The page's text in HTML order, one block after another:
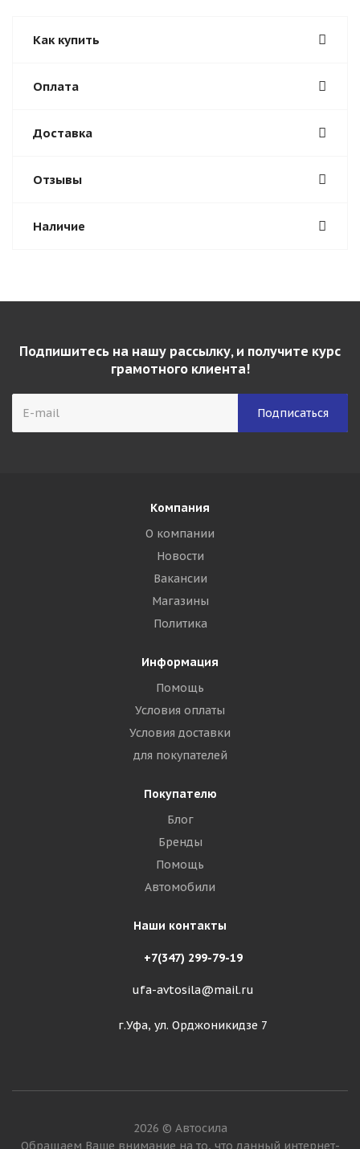
Как купить
Оплата
Доставка
Отзывы
Наличие
Подпишитесь на нашу рассылку, и получите курс
грамотного клиента!
Компания
О компании
Новости
Вакансии
Магазины
Политика
Информация
Помощь
Условия оплаты
Условия доставки
для покупателей
Покупателю
Блог
Бренды
Помощь
Автомобили
Наши контакты
+7(347) 299-79-19
ufa-avtosila@mail.ru
г.Уфа, ул. Орджоникидзе 7
2026 © Автосила
Обращаем Ваше внимание на то, что данный интернет-